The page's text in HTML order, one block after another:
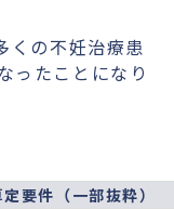
くの不妊治療患
ったことになり
定要件（一部抜粋）